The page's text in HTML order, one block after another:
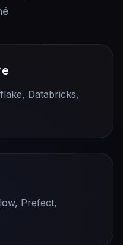
Databricks,
Prefect,